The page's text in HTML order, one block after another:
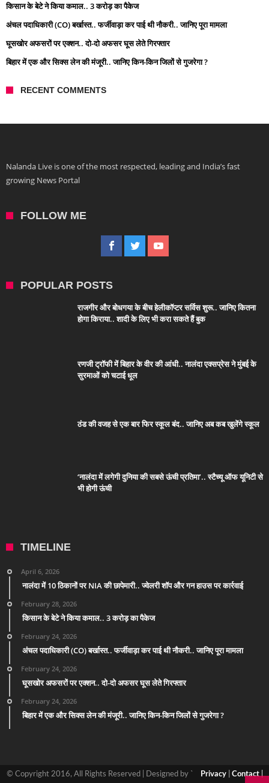
किसान के बेटे ने किया कमाल.. 3 करोड़ का पैकेज
अंचल पदाधिकारी (CO) बर्खास्त.. फर्जीवाड़ा कर पाई थी नौकरी.. जानिए पूरा मामला
घूसखोर अफसरों पर एक्शन.. दो-दो अफसर घूस लेते गिरफ्तार
बिहार में एक और सिक्स लेन की मंजूरी.. जानिए किन-किन जिलों से गुजरेगा ?
RECENT COMMENTS
Nalanda Live is one of the most respected, leading and India’s fast
growing News Portal
FOLLOW ME
POPULAR POSTS
राजगीर और बोधगया के बीच हेलीकॉप्टर सर्विस शुरू.. जानिए कितना
होगा किराया.. शादी के लिए भी करा सकते हैं बुक
रणजी ट्रॉफी में बिहार के वीर की आंधी.. नालंदा एक्सप्रेस ने मुंबई के
सुरमाओं को चटाई धूल
ठंड की वजह से एक बार फिर स्कूल बंद.. जानिए अब कब खुलेंगे स्कूल
‘नालंदा में लगेगी दुनिया की सबसे ऊंची प्रतिमा’.. स्टैच्यू ऑफ यूनिटी से
भी होगी ऊंची
TIMELINE
April 6, 2026
नालंदा में 10 ठिकानों पर NIA की छापेमारी.. ज्वेलरी शॉप और गन हाउस पर कार्रवाई
February 28, 2026
किसान के बेटे ने किया कमाल.. 3 करोड़ का पैकेज
February 24, 2026
अंचल पदाधिकारी (CO) बर्खास्त.. फर्जीवाड़ा कर पाई थी नौकरी.. जानिए पूरा मामला
February 24, 2026
घूसखोर अफसरों पर एक्शन.. दो-दो अफसर घूस लेते गिरफ्तार
February 24, 2026
बिहार में एक और सिक्स लेन की मंजूरी.. जानिए किन-किन जिलों से गुजरेगा ?
© Copyright 2016, All Rights Reserved | Designed by ` Privacy| Contact |